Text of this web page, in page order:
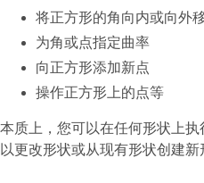
将正方形的角向内或向外
为角或点指定曲率
向正方形添加新点
操作正方形上的点等
本质上，您可以在任何形状上
以更改形状或从现有形状创建新